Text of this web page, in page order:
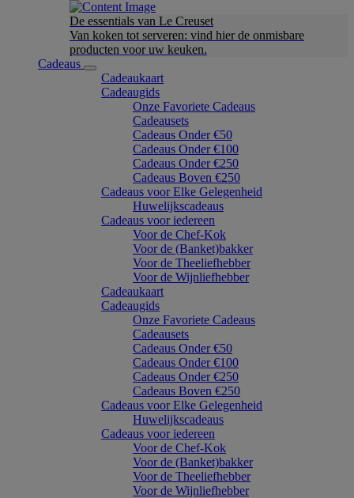
De essentials van Le Creuset
Van koken tot serveren: vind hier de onmisbare
producten voor uw keuken.
Cadeaus
Cadeaukaart
Cadeaugids
Onze Favoriete Cadeaus
Cadeausets
Cadeaus Onder €50
Cadeaus Onder €100
Cadeaus Onder €250
Cadeaus Boven €250
Cadeaus voor Elke Gelegenheid
Huwelijkscadeaus
Cadeaus voor iedereen
Voor de Chef-Kok
Voor de (Banket)bakker
Voor de Theeliefhebber
Voor de Wijnliefhebber
Cadeaukaart
Cadeaugids
Onze Favoriete Cadeaus
Cadeausets
Cadeaus Onder €50
Cadeaus Onder €100
Cadeaus Onder €250
Cadeaus Boven €250
Cadeaus voor Elke Gelegenheid
Huwelijkscadeaus
Cadeaus voor iedereen
Voor de Chef-Kok
Voor de (Banket)bakker
Voor de Theeliefhebber
Voor de Wijnliefhebber